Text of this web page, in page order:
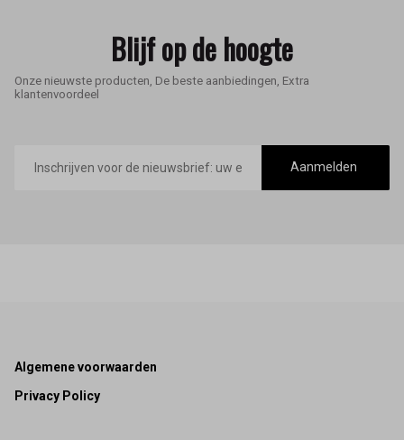
Blijf op de hoogte
Onze nieuwste producten, De beste aanbiedingen, Extra
klantenvoordeel
mailadres
Aanmelden
Footer
Algemene voorwaarden
Privacy Policy